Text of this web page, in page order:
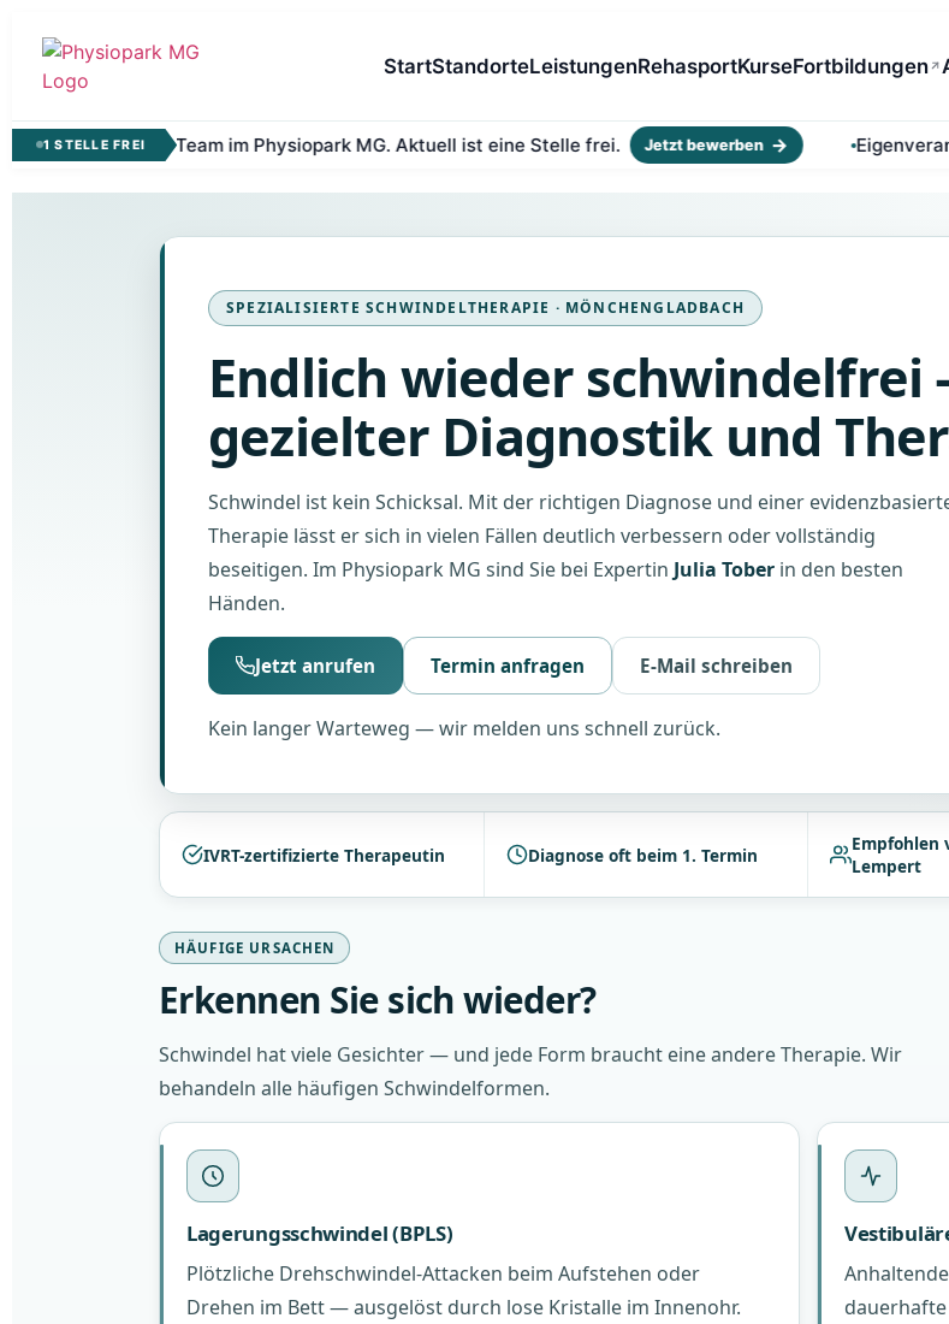
StartStandorteLeistungenRehasportKurseFortbildungen
1 STELLE FREI
unser Team im Physiopark MG. Aktuell ist eine Stelle frei. Jetzt bewerben
SPEZIALISIERTE SCHWINDELTHERAPIE · MÖNCHENGLADBACH
Endlich wieder
gezielter Diagnostik und
Schwindel ist kein Schicksal. Mit der richtigen Diagnose und einer
Therapie lässt er sich in vielen Fällen deutlich verbessern oder vollständig
beseitigen. Im Physiopark MG sind Sie bei Expertin Julia Tober in den besten
Händen.
Jetzt anrufen Termin anfragen E-Mail schreiben
Kein langer Warteweg — wir melden uns schnell zurück.
IVRT-zertifizierte Therapeutin Diagnose oft beim 1. Termin
Empfohlen
Lempert
HÄUFIGE URSACHEN
Erkennen Sie sich wieder?
Schwindel hat viele Gesichter — und jede Form braucht eine andere Therapie. Wir
behandeln alle häufigen Schwindelformen.
Lagerungsschwindel (BPLS)
Plötzliche Drehschwindel-Attacken beim Aufstehen oder
Drehen im Bett — ausgelöst durch lose Kristalle im Innenohr.